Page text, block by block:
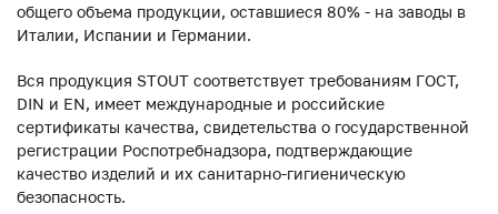
общего объема продукции, оставшиеся 80% - на заводы в
Италии, Испании и Германии.
Вся продукция STOUT соответствует требованиям ГОСТ,
DIN и EN, имеет международные и российские
сертификаты качества, свидетельства о государственной
регистрации Роспотребнадзора, подтверждающие
качество изделий и их санитарно-гигиеническую
безопасность.